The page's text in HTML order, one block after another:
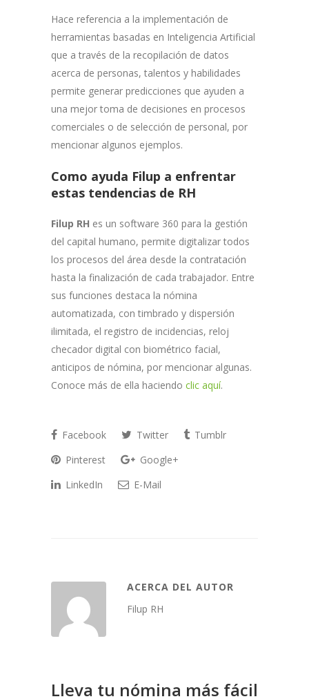
Hace referencia a la implementación de
herramientas basadas en Inteligencia Artificial
que a través de la recopilación de datos
acerca de personas, talentos y habilidades
permite generar predicciones que ayuden a
una mejor toma de decisiones en procesos
comerciales o de selección de personal, por
mencionar algunos ejemplos.
Como ayuda Filup a enfrentar
estas tendencias de RH
Filup RH es un software 360 para la gestión
del capital humano, permite digitalizar todos
los procesos del área desde la contratación
hasta la finalización de cada trabajador. Entre
sus funciones destaca la nómina
automatizada, con timbrado y dispersión
ilimitada, el registro de incidencias, reloj
checador digital con biométrico facial,
anticipos de nómina, por mencionar algunas.
Conoce más de ella haciendo clic aquí.
Facebook Twitter
Tumblr
Pinterest
Google+
LinkedIn
E-Mail
ACERCA DEL AUTOR
Filup RH
Lleva tu nómina más fácil